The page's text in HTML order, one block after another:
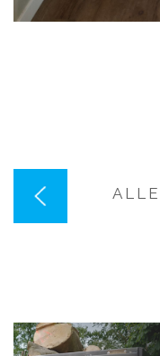
PRODUCT